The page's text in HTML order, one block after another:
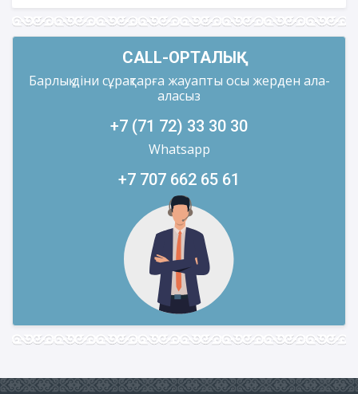
CALL-ОРТАЛЫҚ
Барлық діни сұрақтарға жауапты осы жерден ала-
аласыз
+7 (71 72) 33 30 30
Whatsapp
+7 707 662 65 61